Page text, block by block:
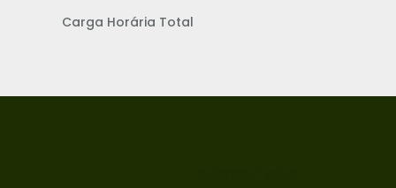
Carga Horária Total